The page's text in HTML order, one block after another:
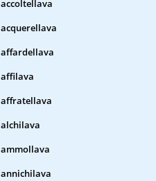
accoltellava
acquerellava
affardellava
affilava
affratellava
alchilava
ammollava
annichilava